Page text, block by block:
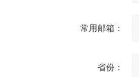
常用邮箱：
省份：